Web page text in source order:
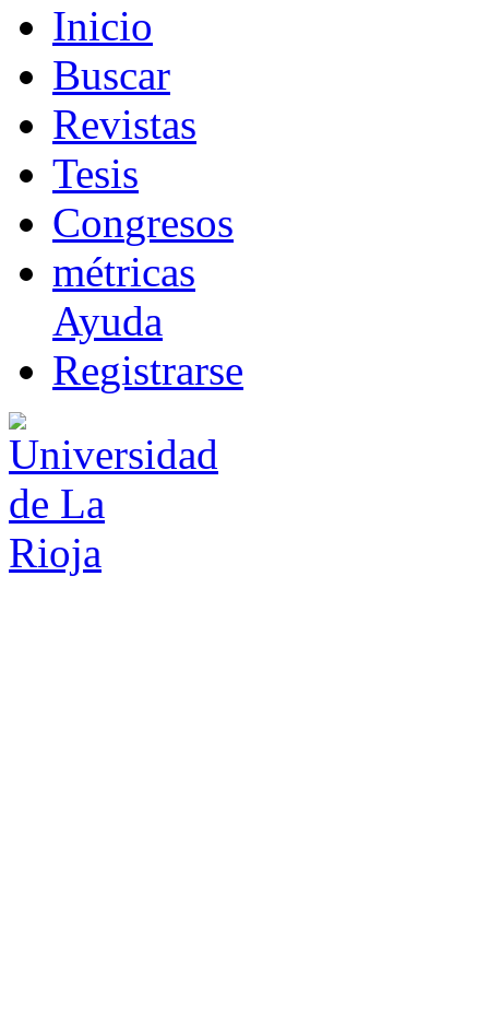
Inicio
Buscar
Revistas
Tesis
Congresos
métricas
Ayuda
Registrarse